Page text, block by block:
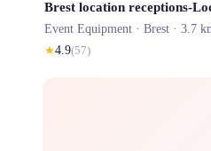
Event Equipment · Brest · 3.7
★4.9(57)